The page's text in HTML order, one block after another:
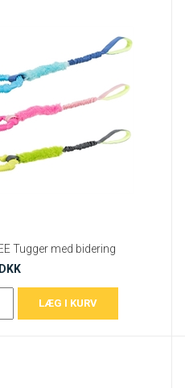
Tugger med bidering